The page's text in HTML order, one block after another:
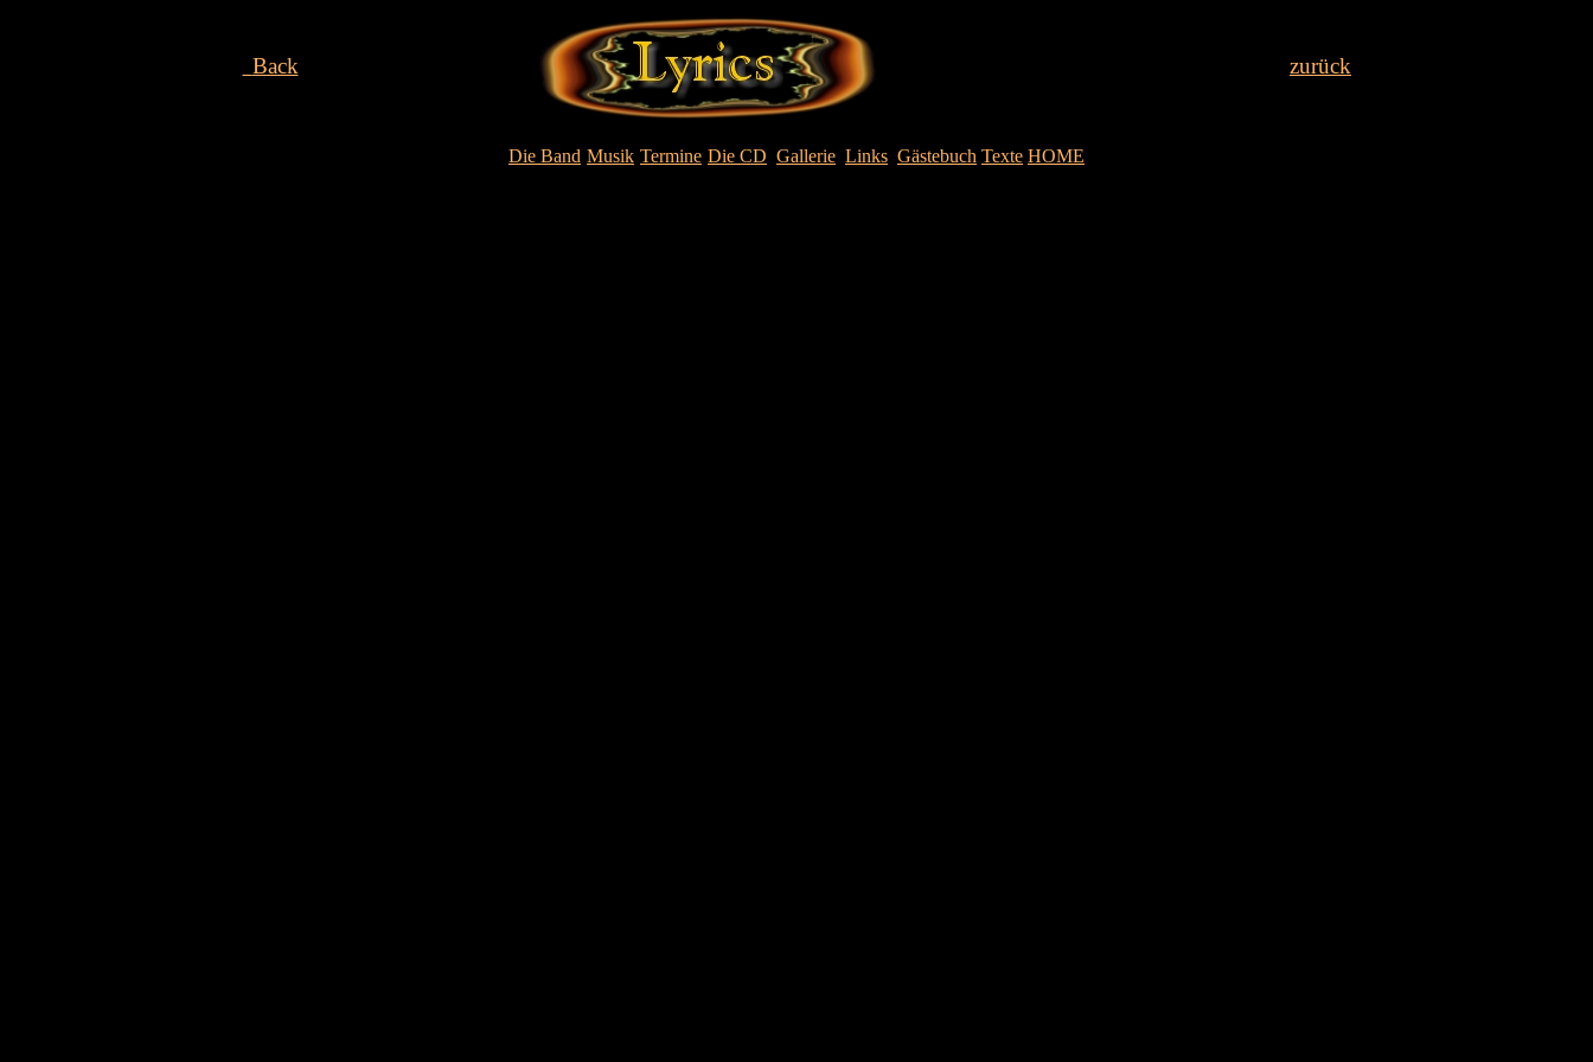
Back zurück
Die Band Musik Termine Die CD Gallerie Links Gästebuch Texte HOME